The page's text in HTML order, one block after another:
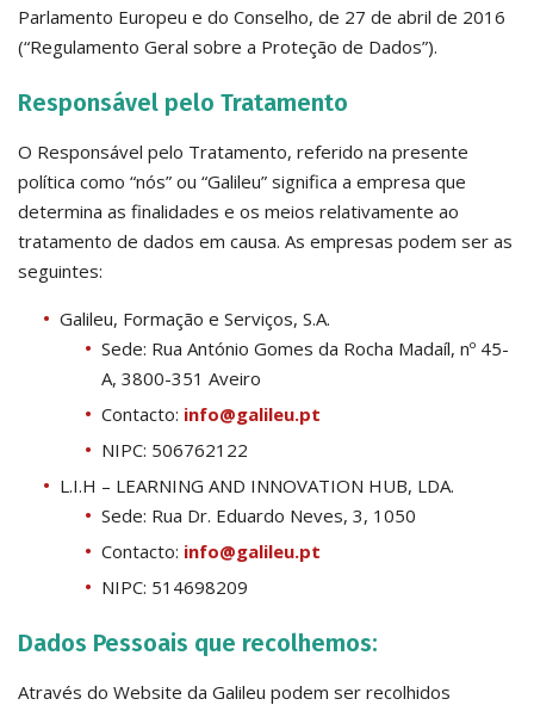
Parlamento Europeu e do Conselho, de 27 de abril de 2016
(“Regulamento Geral sobre a Proteção de Dados”).
Responsável pelo Tratamento
O Responsável pelo Tratamento, referido na presente
política como “nós” ou “Galileu” significa a empresa que
determina as finalidades e os meios relativamente ao
tratamento de dados em causa. As empresas podem ser as
seguintes:
Galileu, Formação e Serviços, S.A.
Sede: Rua António Gomes da Rocha Madaíl, nº 45-
A, 3800-351 Aveiro
Contacto: info@galileu.pt
NIPC: 506762122
L.I.H – LEARNING AND INNOVATION HUB, LDA.
Sede: Rua Dr. Eduardo Neves, 3, 1050
Contacto: info@galileu.pt
NIPC: 514698209
Dados Pessoais que recolhemos:
Através do Website da Galileu podem ser recolhidos